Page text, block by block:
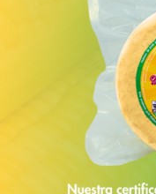
los viajes largos y
comerciantes y
Con la llegada de
derivados, como
fusionarse con
culinarias traídas
cambios, los